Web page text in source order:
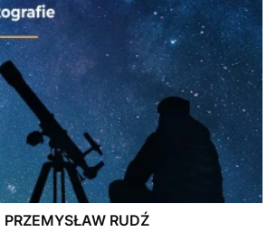
RUDŹ